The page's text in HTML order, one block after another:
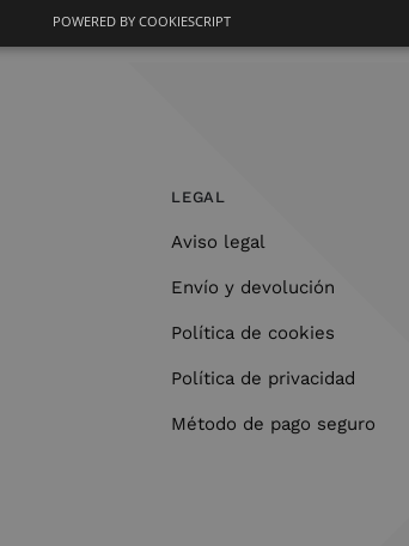
LEGAL
Aviso legal
Envío y devolución
Política de cookies
Política de privacidad
Método de pago seguro
POWERED BY COOKIESCRIPT